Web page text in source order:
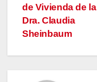
de Vivienda de la
Dra. Claudia
Sheinbaum